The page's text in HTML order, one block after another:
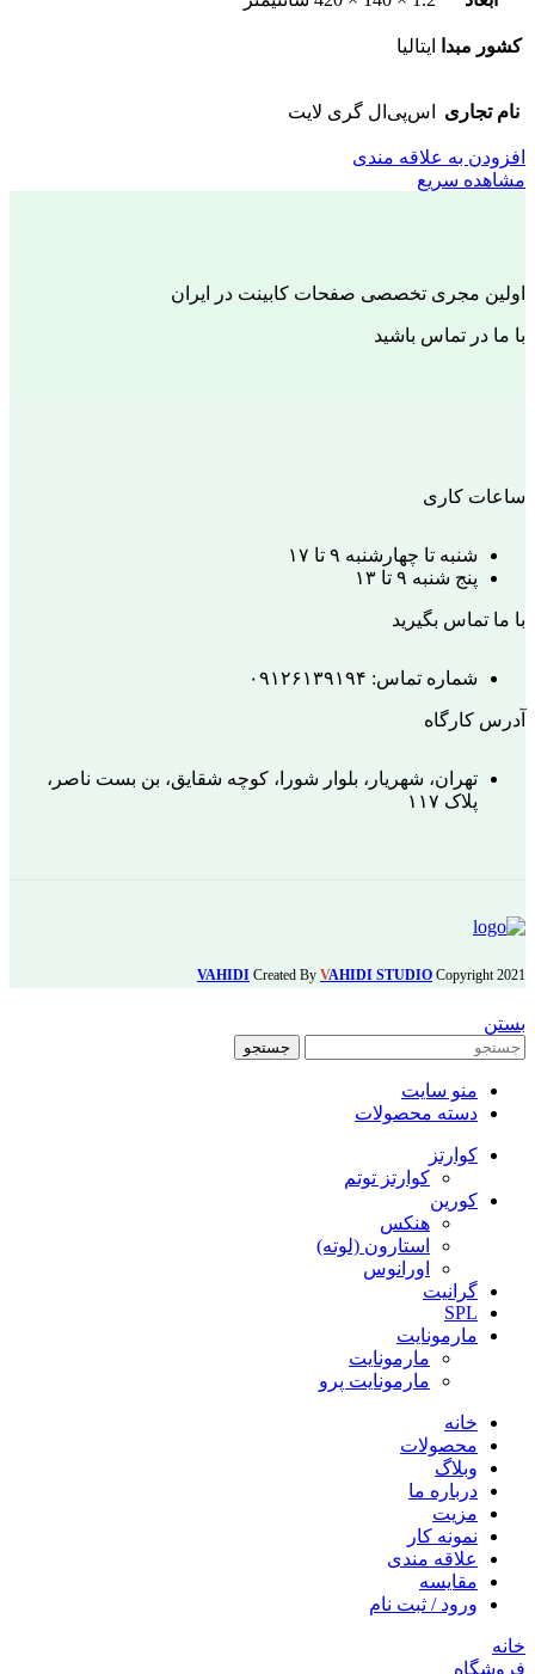
کشور مبدا ایتالیا
نام تجاری اس‌پی‌ال گری لایت
افزودن به علاقه مندی
مشاهده سریع
اولین مجری تخصصی صفحات کابینت در ایران
با ما در تماس باشید
ساعات کاری
شنبه تا چهارشنبه ۹ تا ۱۷
پنج شنبه ۹ تا ۱۳
با ما تماس بگیرید
شماره تماس: ۰۹۱۲۶۱۳۹۱۹۴
آدرس کارگاه
تهران، شهریار، بلوار شورا، کوچه شقایق، بن بست ناصر،
پلاک ۱۱۷
VAHIDI Created By VAHIDI STUDIO Copyright2021
بستن
جستجو
منو سایت
دسته محصولات
کوارتز
کوارتز توتم
کورین
هنکس
استارون (لوته)
اورانوس
گرانیت
SPL
مارمونایت
مارمونایت
مارمونایت پرو
خانه
محصولات
وبلاگ
درباره ما
مزیت
نمونه کار
علاقه مندی
مقایسه
ورود / ثبت نام
خانه
فروشگاه